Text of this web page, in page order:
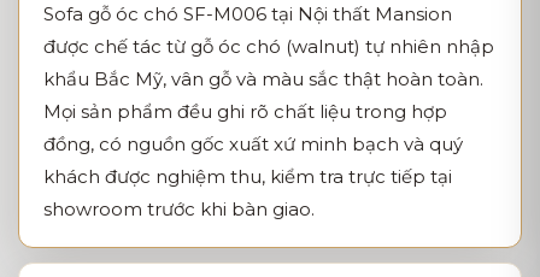
Sofa gỗ óc chó SF-M006 tại Nội thất Mansion
được chế tác từ gỗ óc chó (walnut) tự nhiên nhập
khẩu Bắc Mỹ, vân gỗ và màu sắc thật hoàn toàn.
Mọi sản phẩm đều ghi rõ chất liệu trong hợp
đồng, có nguồn gốc xuất xứ minh bạch và quý
khách được nghiệm thu, kiểm tra trực tiếp tại
showroom trước khi bàn giao.